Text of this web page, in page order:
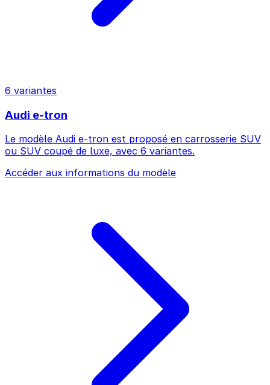
6 variantes
Audi e-tron
Le modèle Audi e-tron est proposé en carrosserie SUV
ou SUV coupé de luxe, avec 6 variantes.
Accéder aux informations du modèle